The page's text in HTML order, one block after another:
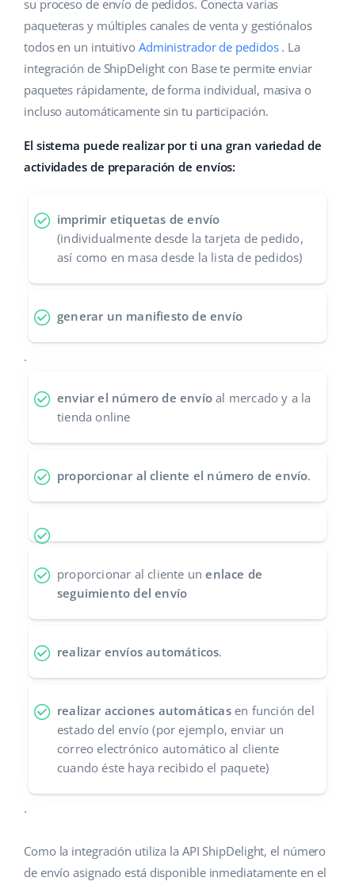
Gestión de envíos
Automatizaciones
Base Connect
IA para e-commerce
Hogar y jardinería
Productos infantiles
Electrónica
Piezas de automóviles
Supermercado
Moda
Ayuda
Base Academy
Implementación de sistemas
Calculadora de beneficios
Cooperación y socios
english (GB)
english (IN)
deutsch
español (AR)
Italiano
português (BR)
su proceso de envío de pedidos. Conecta varias
paqueteras y múltiples canales de venta y gestiónalos
todos en un intuitivo Administrador de pedidos. La
integración de ShipDelight con Base te permite enviar
paquetes rápidamente, de forma individual, masiva o
incluso automáticamente sin tu participación.
El sistema puede realizar por ti una gran variedad de
actividades de preparación de envíos:
imprimir etiquetas de envío
(individualmente desde la tarjeta de pedido,
así como en masa desde la lista de pedidos)
generar un manifiesto de envío
.
enviar el número de envío al mercado y a la
tienda online
proporcionar al cliente el número de envío.
proporcionar al cliente unenlace de
seguimiento del envío
realizar envíos automáticos.
realizar acciones automáticasen función del
estado del envío (por ejemplo, enviar un
correo electrónico automático al cliente
cuando éste haya recibido el paquete)
.
Como la integración utiliza la API ShipDelight, el número
de envío asignado está disponible inmediatamente en el